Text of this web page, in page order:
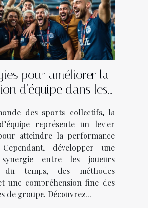
pour améliorer la
d'équipe dans les
des sports collectifs, la
représente un levier
atteindre la performance
développer une
entre les joueurs
du temps, des méthodes
une compréhension fine des
de groupe. Découvrez...